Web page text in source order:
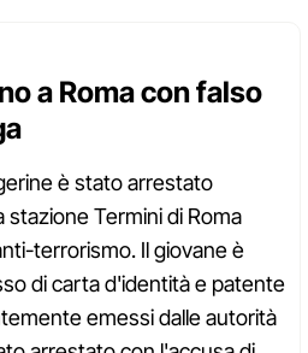
a Roma con falso
è stato arrestato
stazione Termini di Roma
terrorismo. Il giovane è
di carta d'identità e patente
emessi dalle autorità